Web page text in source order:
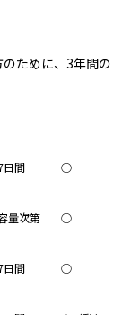
のために、3年間の
日間 ○
量次第 ○
日間 ○